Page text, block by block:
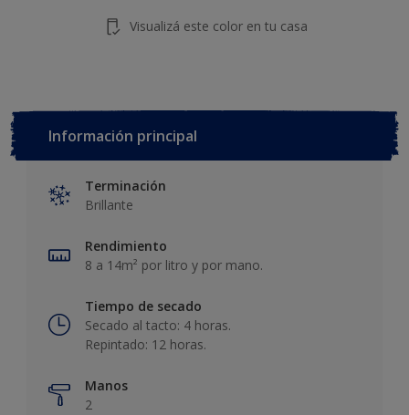
Visualizá este color en tu casa
Información principal
Terminación
Brillante
Rendimiento
8 a 14m² por litro y por mano.
Tiempo de secado
Secado al tacto: 4 horas.
Repintado: 12 horas.
Manos
2